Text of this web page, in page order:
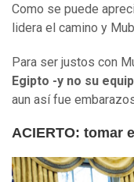
Como se puede
lidera el camino y
Para ser justos con
Egipto -y no su
aun así fue
ACIERTO: tomar